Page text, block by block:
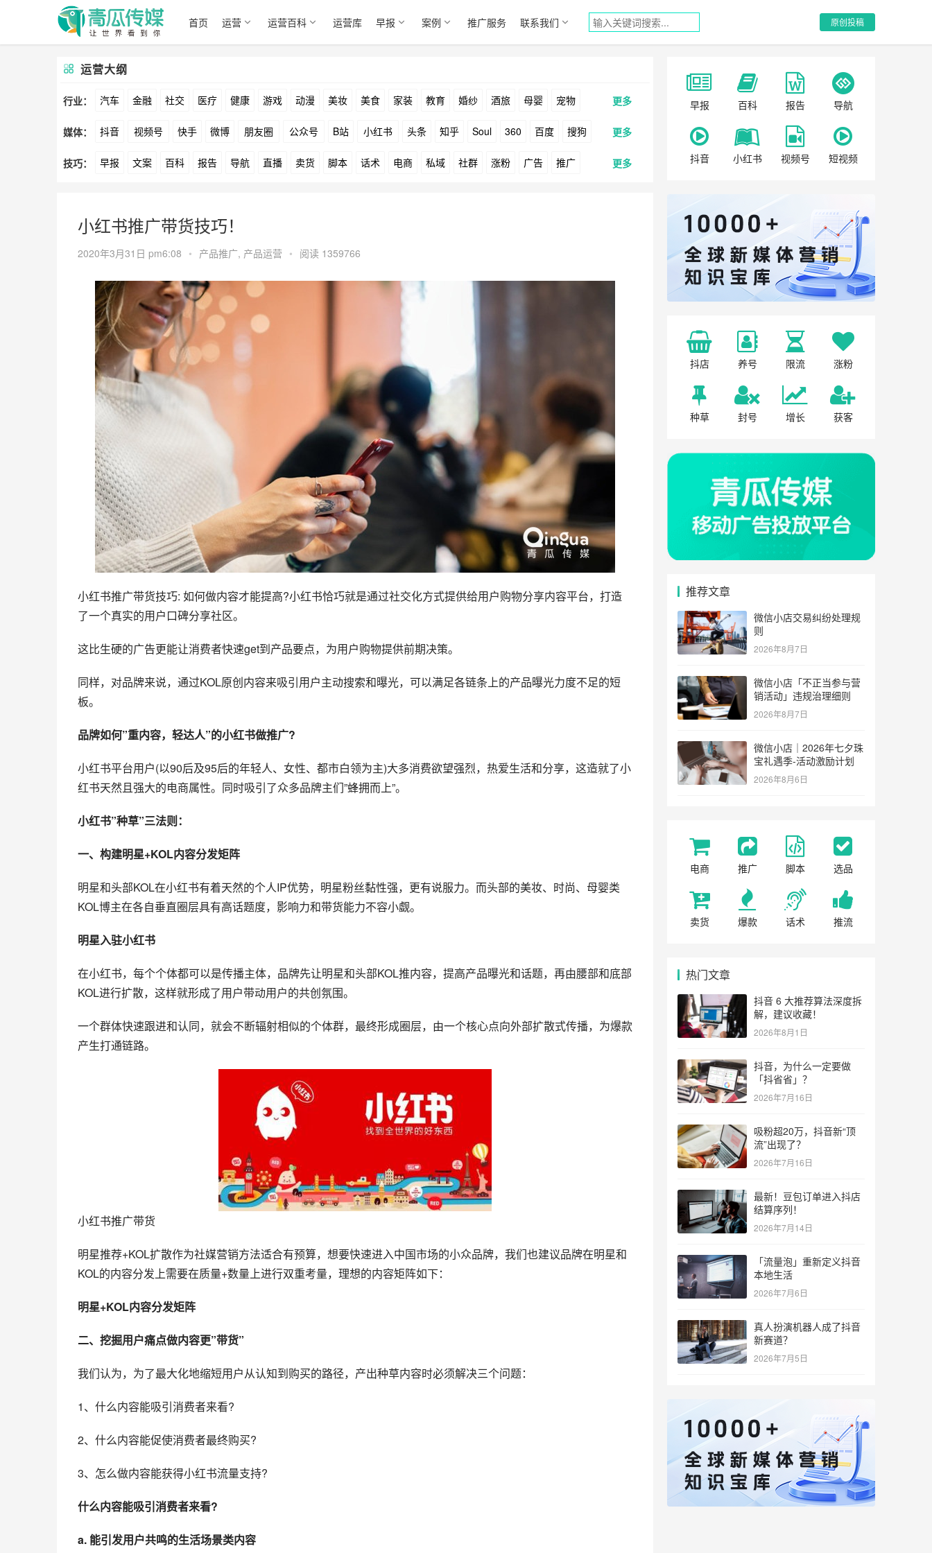
首页 运营 运营百科 运营库 早报 案例 推广服务 联系我们 原创投稿
运营大纲
行业： 汽车 金融 社交 医疗 健康 游戏 动漫 美妆 美食 家装 教育 婚纱 酒旅 母婴 宠物
文娱 跨境 科技 广告 元宇宙 房地产
更多
媒体： 抖音 视频号 快手 微博 朋友圈 公众号 B站 小红书 头条 知乎 Soul 360 百度 搜狗
爱奇艺 美柚 美图 最右 神马 谷歌 Facebook Tiktok YouTube Yahoo Bing
更多
技巧： 早报 文案 百科 报告 导航 直播 卖货 脚本 话术 电商 私域 社群 涨粉 广告 推广 更多
小红书推广带货技巧！
2020年3月31日 pm6:08 • 产品推广, 产品运营 • 阅读 1359766
小红书推广带货技巧: 如何做内容才能提高?小红书恰巧就是通过社交化方式提供给用户购物分享内容平台，打造
了一个真实的用户口碑分享社区。
这比生硬的广告更能让消费者快速get到产品要点，为用户购物提供前期决策。
同样，对品牌来说，通过KOL原创内容来吸引用户主动搜索和曝光，可以满足各链条上的产品曝光力度不足的短
板。
品牌如何”重内容，轻达人”的小红书做推广?
小红书平台用户(以90后及95后的年轻人、女性、都市白领为主)大多消费欲望强烈，热爱生活和分享，这造就了小
红书天然且强大的电商属性。同时吸引了众多品牌主们”蜂拥而上”。
小红书”种草”三法则：
一、构建明星+KOL内容分发矩阵
明星和头部KOL在小红书有着天然的个人IP优势，明星粉丝黏性强，更有说服力。而头部的美妆、时尚、母婴类
KOL博主在各自垂直圈层具有高话题度，影响力和带货能力不容小觑。
明星入驻小红书
在小红书，每个个体都可以是传播主体，品牌先让明星和头部KOL推内容，提高产品曝光和话题，再由腰部和底部
KOL进行扩散，这样就形成了用户带动用户的共创氛围。
一个群体快速跟进和认同，就会不断辐射相似的个体群，最终形成圈层，由一个核心点向外部扩散式传播，为爆款
产生打通链路。
小红书推广带货
明星推荐+KOL扩散作为社媒营销方法适合有预算，想要快速进入中国市场的小众品牌，我们也建议品牌在明星和
KOL的内容分发上需要在质量+数量上进行双重考量，理想的内容矩阵如下：
明星+KOL内容分发矩阵
二、挖掘用户痛点做内容更”带货”
我们认为，为了最大化地缩短用户从认知到购买的路径，产出种草内容时必须解决三个问题：
1、什么内容能吸引消费者来看?
2、什么内容能促使消费者最终购买?
3、怎么做内容能获得小红书流量支持?
什么内容能吸引消费者来看?
a. 能引发用户共鸣的生活场景类内容
早报 百科 报告 导航
抖音 小红书 视频号 短视频
抖店 养号 限流 涨粉
种草 封号 增长 获客
推荐文章
微信小店交易纠纷处理规
则
2026年8月7日
微信小店「不正当参与营
销活动」违规治理细则
2026年8月7日
微信小店｜2026年七夕珠
宝礼遇季-活动激励计划
2026年8月6日
电商 推广 脚本 选品
卖货 爆款 话术 推流
热门文章
抖音 6 大推荐算法深度拆
解，建议收藏！
2026年8月1日
抖音，为什么一定要做
「抖省省」？
2026年7月16日
吸粉超20万，抖音新“顶
流”出现了？
2026年7月16日
最新！豆包订单进入抖店
结算序列！
2026年7月14日
「流量泡」重新定义抖音
本地生活
2026年7月6日
真人扮演机器人成了抖音
新赛道？
2026年7月5日